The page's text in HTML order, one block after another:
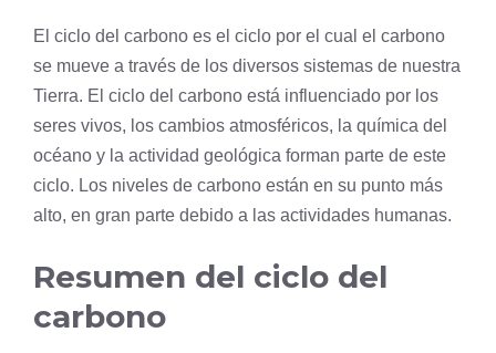
El ciclo del carbono es el ciclo por el cual el carbono
se mueve a través de los diversos sistemas de nuestra
Tierra. El ciclo del carbono está influenciado por los
seres vivos, los cambios atmosféricos, la química del
océano y la actividad geológica forman parte de este
ciclo. Los niveles de carbono están en su punto más
alto, en gran parte debido a las actividades humanas.
Resumen del ciclo del
carbono